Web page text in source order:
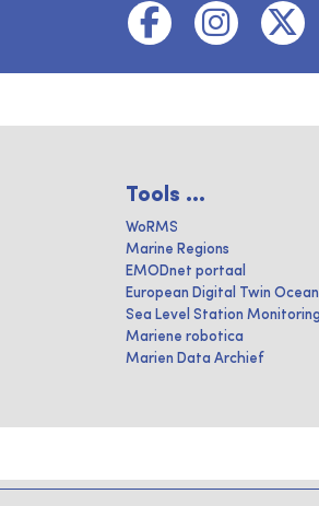
Tools ...
WoRMS
Marine Regions
EMODnet portaal
European Digital Twin Ocean
Sea Level Station
Mariene robotica
Marien Data Archief